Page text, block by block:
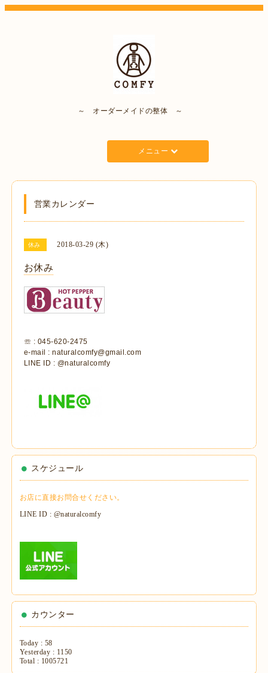
～ オーダーメイドの整体 ～
メニュー
営業カレンダー
休み 2018-03-29 (木)
お休み
☏ : 045-620-2475
e-mail : naturalcomfy@gmail.com
LINE ID : @naturalcomfy
スケジュール
お店に直接お問合せください。
LINE ID : @naturalcomfy
カウンター
Today : 58
Yesterday : 1150
Total : 1005721